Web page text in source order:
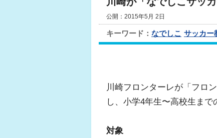
公開：2015年5月 2日
キーワード： なでしこ サッカー
川崎フロンターレが「フロ
し、小学4年生〜高校生まで
対象